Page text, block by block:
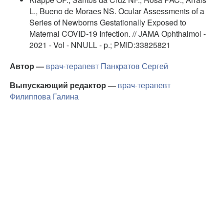
L., Bueno de Moraes NS. Ocular Assessments of a
Series of Newborns Gestationally Exposed to
Maternal COVID-19 Infection. // JAMA Ophthalmol -
2021 - Vol - NNULL - p.; PMID:33825821
Автор — врач-терапевт Панкратов Сергей
Выпускающий редактор — врач-терапевт
Филиппова Галина